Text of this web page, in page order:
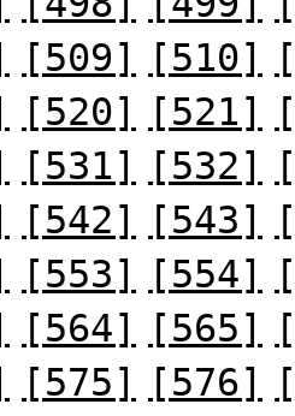
[509] [510]
[520] [521]
[531] [532]
[542] [543]
[553] [554]
[564] [565]
[575] [576]